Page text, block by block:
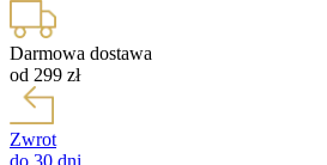
Darmowa dostawa
od 299 zł
Zwrot
do 30 dni